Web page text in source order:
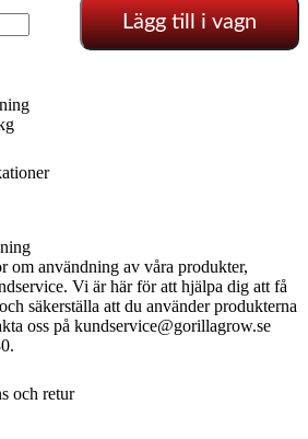
Lägg till i vagn
om användning av våra produkter,
Vi är här för att hjälpa dig att få
säkerställa att du använder produkterna
oss på kundservice@gorillagrow.se
och retur